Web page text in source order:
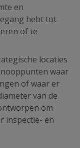
en
hebt tot
of te
locaties
waar
of waar er
van de
om
inspectie- en